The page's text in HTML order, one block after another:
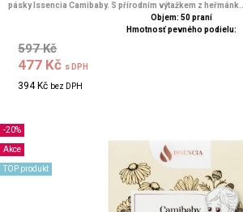
pásky Issencia Camibaby. S přírodním výtažkem z heřmánk...
Objem: 50 praní
Hmotnosť pevného podielu:
597 Kč
477 Kč s DPH
394 Kč bez DPH
-20%
Akce
TOP produkt